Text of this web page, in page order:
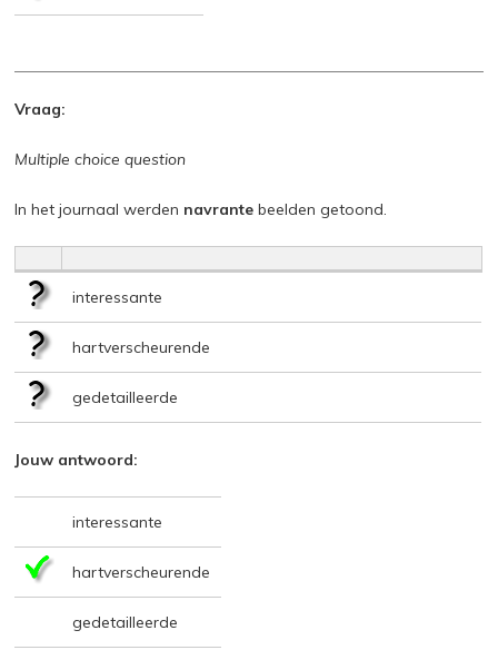
Vraag:
Multiple choice question
In het journaal werden navrante beelden getoond.
interessante
hartverscheurende
gedetailleerde
Jouw antwoord:
interessante
hartverscheurende
gedetailleerde